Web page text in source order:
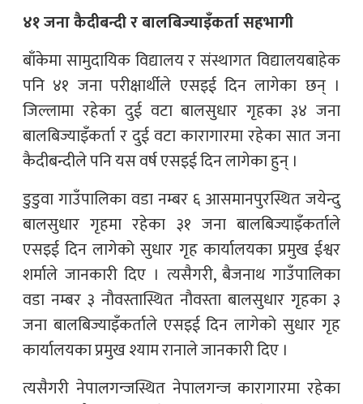
४१ जना कैदीबन्दी र बालबिज्याइँकर्ता सहभागी
बाँकेमा सामुदायिक विद्यालय र संस्थागत विद्यालयबाहेक
पनि ४१ जना परीक्षार्थीले एसइई दिन लागेका छन् ।
जिल्लामा रहेका दुई वटा बालसुधार गृहका ३४ जना
बालबिज्याइँकर्ता र दुई वटा कारागारमा रहेका सात जना
कैदीबन्दीले पनि यस वर्ष एसइई दिन लागेका हुन् ।
डुडुवा गाउँपालिका वडा नम्बर ६ आसमानपुरस्थित जयेन्दु
बालसुधार गृहमा रहेका ३१ जना बालबिज्याइँकर्ताले
एसइई दिन लागेको सुधार गृह कार्यालयका प्रमुख ईश्वर
शर्माले जानकारी दिए । त्यसैगरी, बैजनाथ गाउँपालिका
वडा नम्बर ३ नौवस्तास्थित नौवस्ता बालसुधार गृहका ३
जना बालबिज्याइँकर्ताले एसइई दिन लागेको सुधार गृह
कार्यालयका प्रमुख श्याम रानाले जानकारी दिए ।
त्यसैगरी नेपालगन्जस्थित नेपालगन्ज कारागारमा रहेका